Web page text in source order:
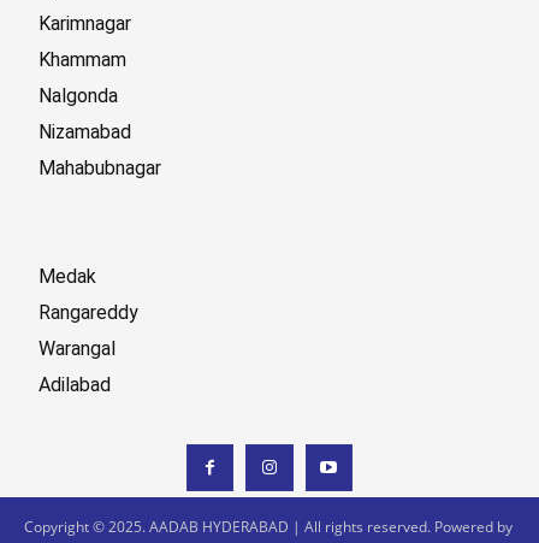
Karimnagar
Khammam
Nalgonda
Nizamabad
Mahabubnagar
Medak
Rangareddy
Warangal
Adilabad
Copyright © 2025. AADAB HYDERABAD | All rights reserved. Powered by